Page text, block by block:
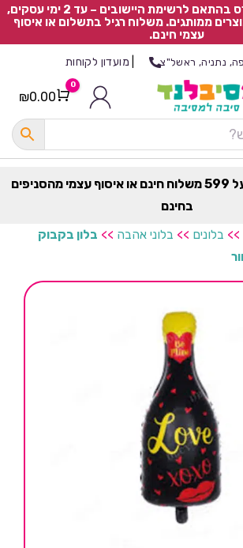
חדש! משלוח אקספרס בהתאם לרשימת היישובים – עד 2 ימי עסקים,
למוצרים ממותגים. משלוח רגיל בתשלום או איסוף
עצמי חינם.
נתניה, ראשל"צ מועדון לקוחות
Cart
0
₪0.00
משלוח ב-35 ₪, מעל 599 משלוח חינם או איסוף עצמי מהסניפים
בחינם
>> בלונים >> בלוני אהבה >> בלון בקבוק